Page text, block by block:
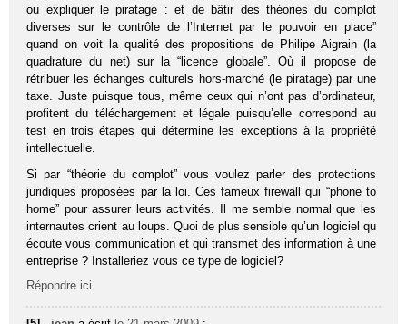
ou expliquer le piratage : et de bâtir des théories du complot
diverses sur le contrôle de l’Internet par le pouvoir en place”
quand on voit la qualité des propositions de Philipe Aigrain (la
quadrature du net) sur la “licence globale”. Où il propose de
rétribuer les échanges culturels hors-marché (le piratage) par une
taxe. Juste puisque tous, même ceux qui n’ont pas d’ordinateur,
profitent du téléchargement et légale puisqu’elle correspond au
test en trois étapes qui détermine les exceptions à la propriété
intellectuelle.
Si par “théorie du complot” vous voulez parler des protections
juridiques proposées par la loi. Ces fameux firewall qui “phone to
home” pour assurer leurs activités. Il me semble normal que les
internautes crient au loups. Quoi de plus sensible qu’un logiciel qu
écoute vous communication et qui transmet des information à une
entreprise ? Installeriez vous ce type de logiciel?
Répondre ici